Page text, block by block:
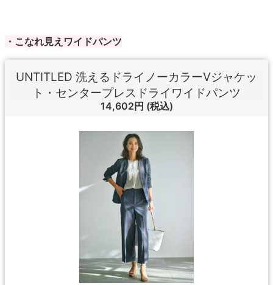
・こなれ見えワイドパンツ
UNTITLED 洗えるドライノーカラーVジャケッ
ト・センタープレスドライワイドパンツ
14,602円 (税込)